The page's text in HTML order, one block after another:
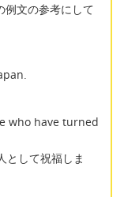
例文の参考にして
who have turned
として祝福しま